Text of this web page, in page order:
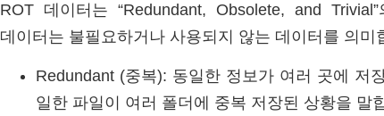
ROT 데이터는 “Redundant, Obsolete, and
데이터는 불필요하거나 사용되지 않는 데이터를 의미
Redundant (중복): 동일한 정보가 여러 곳에 저
일한 파일이 여러 폴더에 중복 저장된 상황을 말